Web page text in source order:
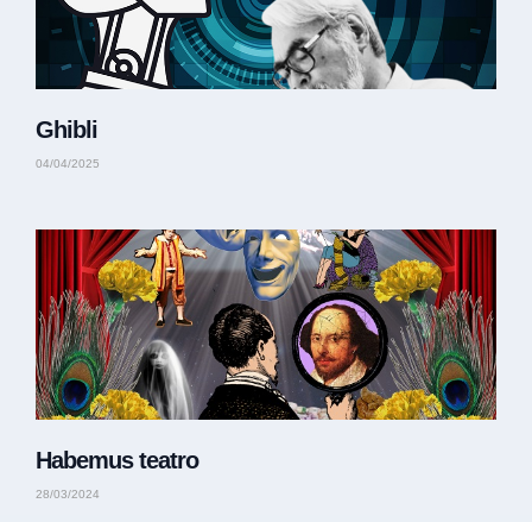
Ghibli
04/04/2025
Habemus teatro
28/03/2024